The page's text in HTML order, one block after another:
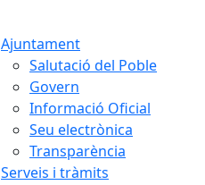
Ajuntament
Salutació del Poble
Govern
Informació Oficial
Seu electrònica
Transparència
Serveis i tràmits